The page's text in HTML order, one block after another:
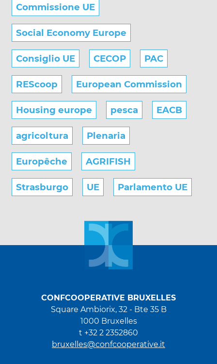
Commissione UE
Social Economy Europe
Consiglio UE CECOP PAC
REScoop European Commission
Housing europe pesca EACB
agricoltura Plenaria
Europêche AGRIFISH
Strasburgo UE Parlamento UE
CONFCOOPERATIVE BRUXELLES
Square Ambiorix, 32 - Bte 35 B
1000 Bruxelles
t +32 2 2352860
bruxelles@confcooperative.it